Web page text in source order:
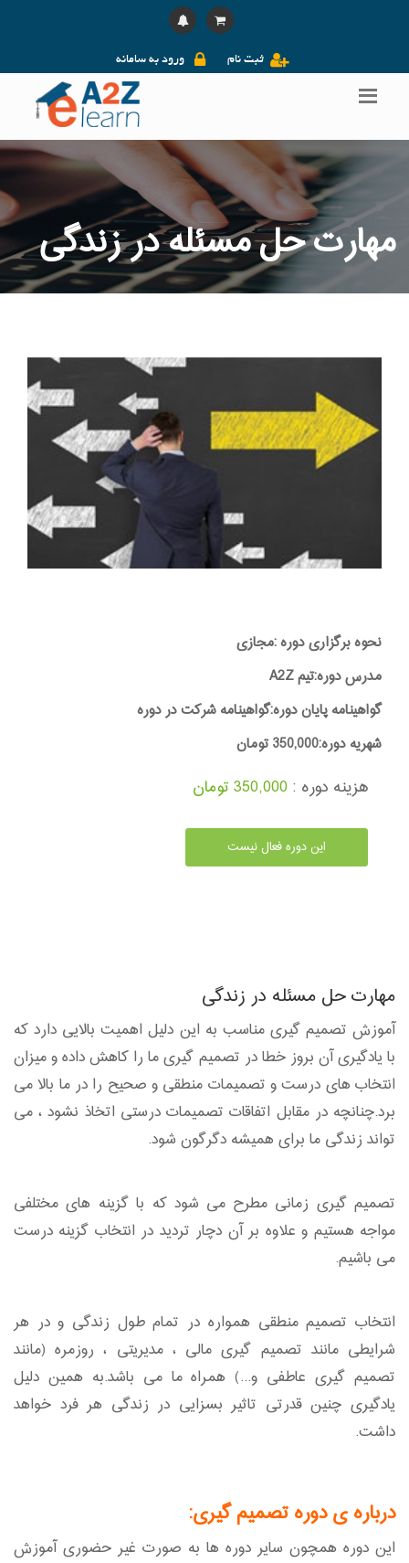
ورود به سامانه ثبت نام
مهارت حل مسئله در زندگی
نحوه برگزاری دوره :مجازی
مدرس دوره:تیم A2Z
گواهینامه پایان دوره:گواهینامه شرکت در دوره
شهریه دوره:350,000 تومان
هزینه دوره : 350,000 تومان
این دوره فعال نیست
مهارت حل مسئله در زندگی
آموزش تصمیم گیری مناسب به این دلیل اهمیت بالایی دارد که
با یادگیری آن بروز خطا در تصمیم گیری ما را کاهش داده و میزان
انتخاب های درست و تصمیمات منطقی و صحیح را در ما بالا می
برد.چنانچه در مقابل اتفاقات تصمیمات درستی اتخاذ نشود ، می
تواند زندگی ما برای همیشه دگرگون شود.
تصمیم گیری زمانی مطرح می شود که با گزینه های مختلفی
مواجه هستیم و علاوه بر آن دچار تردید در انتخاب گزینه درست
می باشیم.
انتخاب تصمیم منطقی همواره در تمام طول زندگی و در هر
شرایطی مانند تصمیم گیری مالی ، مدیریتی ، روزمره (مانند
تصمیم گیری عاطفی و...) همراه ما می باشد.به همین دلیل
یادگیری چنین قدرتی تاثیر بسزایی در زندگی هر فرد خواهد
داشت.
درباره ی دوره تصمیم گیری:
این دوره همچون سایر دوره ها به صورت غیر حضوری آموزش